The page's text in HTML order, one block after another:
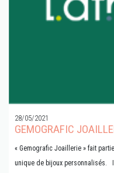
28/05/2021
GEMOGRAFIC
« Gemografic Joaillerie » fait
unique de bijoux personnalisés.